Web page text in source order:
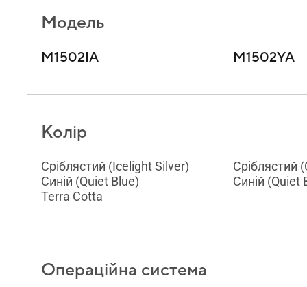
Модель
M1502IA M1502YA
Колір
Сріблястий (Icelight Silver)
Синій (Quiet Blue)
Terra Cotta
Сріблястий
Синій (Quiet
Операційна система